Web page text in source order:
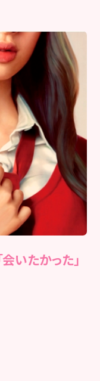
いたかった」